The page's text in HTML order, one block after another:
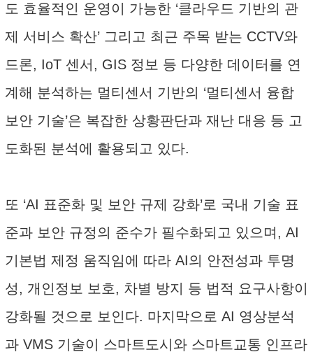
도 효율적인 운영이 가능한 ‘클라우드 기반의 관
제 서비스 확산’ 그리고 최근 주목 받는 CCTV와
드론, IoT 센서, GIS 정보 등 다양한 데이터를 연
계해 분석하는 멀티센서 기반의 ‘멀티센서 융합
보안 기술’은 복잡한 상황판단과 재난 대응 등 고
도화된 분석에 활용되고 있다.
또 ‘AI 표준화 및 보안 규제 강화’로 국내 기술 표
준과 보안 규정의 준수가 필수화되고 있으며, AI
기본법 제정 움직임에 따라 AI의 안전성과 투명
성, 개인정보 보호, 차별 방지 등 법적 요구사항이
강화될 것으로 보인다. 마지막으로 AI 영상분석
과 VMS 기술이 스마트도시와 스마트교통 인프라